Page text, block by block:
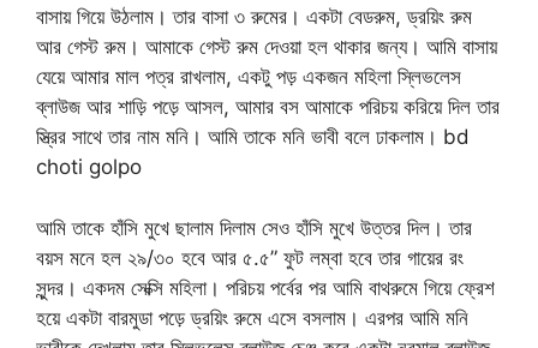
বাসায় গিয়ে উঠলাম। তার বাসা ৩ রুমের। একটা বেডরুম, ড্রয়িং রুম
আর গেস্ট রুম। আমাকে গেস্ট রুম দেওয়া হল থাকার জন্য। আমি বাসায়
যেয়ে আমার মাল পত্র রাখলাম, একটু পড় একজন মহিলা স্লিভলেস
ব্লাউজ আর শাড়ি পড়ে আসল, আমার বস আমাকে পরিচয় করিয়ে দিল তার
স্ত্রির সাথে তার নাম মনি। আমি তাকে মনি ভাবী বলে ঢাকলাম। bd
choti golpo
আমি তাকে হাঁসি মুখে ছালাম দিলাম সেও হাঁসি মুখে উত্তর দিল। তার
বয়স মনে হল ২৯/৩০ হবে আর ৫.৫” ফুট লম্বা হবে তার গায়ের রং
সুন্দর। একদম সেক্সি মহিলা। পরিচয় পর্বের পর আমি বাথরুমে গিয়ে ফ্রেশ
হয়ে একটা বারমুডা পড়ে ড্রয়িং রুমে এসে বসলাম। এরপর আমি মনি